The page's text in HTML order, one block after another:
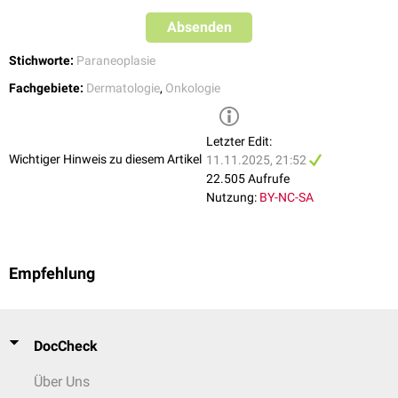
Absenden
Stichworte: Paraneoplasie
Fachgebiete: Dermatologie, Onkologie
Wichtiger Hinweis zu diesem Artikel
Letzter Edit:
11.11.2025, 21:52
22.505 Aufrufe
Nutzung: BY-NC-SA
Empfehlung
DocCheck
Über Uns